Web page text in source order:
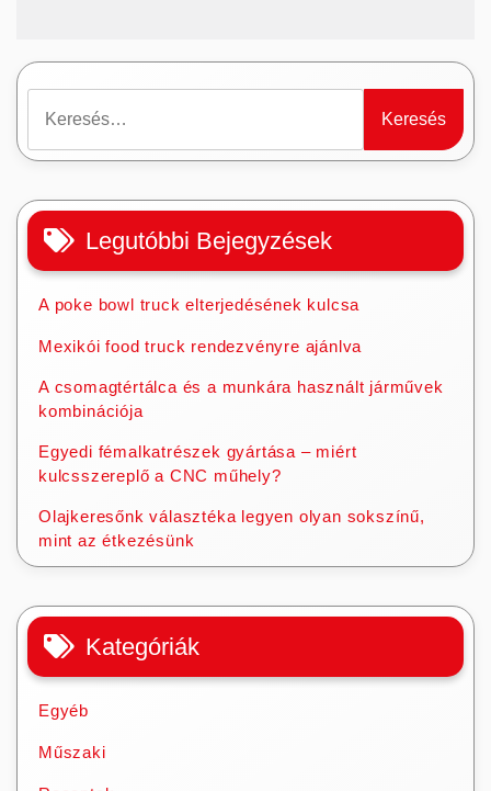
Legutóbbi Bejegyzések
A poke bowl truck elterjedésének kulcsa
Mexikói food truck rendezvényre ajánlva
A csomagtértálca és a munkára használt járművek
kombinációja
Egyedi fémalkatrészek gyártása – miért
kulcsszereplő a CNC műhely?
Olajkeresőnk választéka legyen olyan sokszínű,
mint az étkezésünk
Kategóriák
Egyéb
Műszaki